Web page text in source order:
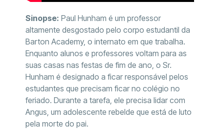
Sinopse: Paul Hunham é um professor
altamente desgostado pelo corpo estudantil da
Barton Academy, o internato em que trabalha.
Enquanto alunos e professores voltam para as
suas casas nas festas de fim de ano, o Sr.
Hunham é designado a ficar responsável pelos
estudantes que precisam ficar no colégio no
feriado. Durante a tarefa, ele precisa lidar com
Angus, um adolescente rebelde que está de luto
pela morte do pai.